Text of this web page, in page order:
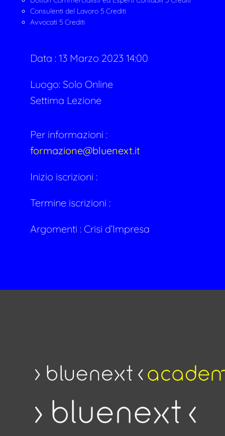
Consulenti del Lavoro 5 Crediti
Avvocati 5 Crediti
Data : 13 Marzo 2023 14:00
Luogo: Solo Online
Settima Lezione
Per informazioni :
formazione@bluenext.it
Inizio iscrizioni :
Termine iscrizioni :
Argomenti : Crisi d’Impresa